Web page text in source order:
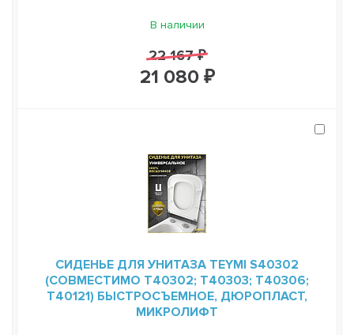
В наличии
22 167 ₽
21 080 ₽
СИДЕНЬЕ ДЛЯ УНИТАЗА TEYMI S40302
(СОВМЕСТИМО T40302; T40303; T40306;
T40121) БЫСТРОСЪЕМНОЕ, ДЮРОПЛАСТ,
МИКРОЛИФТ